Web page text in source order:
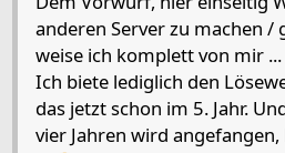
anderen Server zu machen /
weise ich komplett von mir ...
Ich biete lediglich den
das jetzt schon im 5. Jahr.
vier Jahren wird